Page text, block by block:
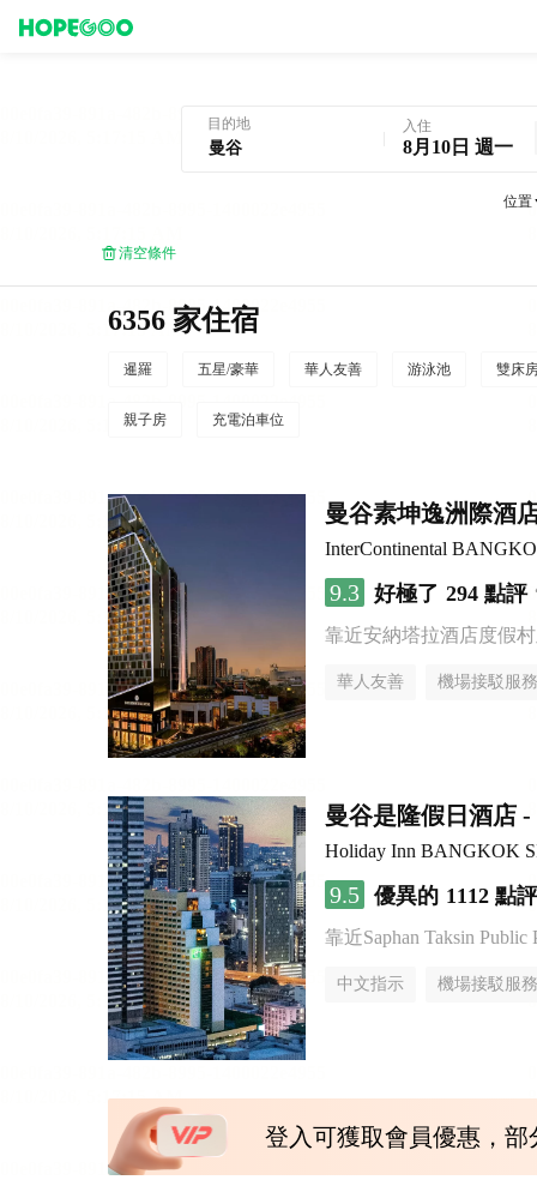
目的地 入住
8月10日 週一
位置
清空條件
6356 家住宿
暹羅 五星/豪華 華人友善 游泳池 雙床
親子房 充電泊車位
曼谷素坤逸洲際酒
InterContinental
9.3 好極了 294 點評
靠近安納塔拉酒店度假
華人友善 機場接駁服務
曼谷是隆假日酒店
Holiday Inn BANGKOK
9.5 優異的 1112 點評
靠近Saphan Taksin Public
中文指示 機場接駁服務
登入可獲取會員優惠，